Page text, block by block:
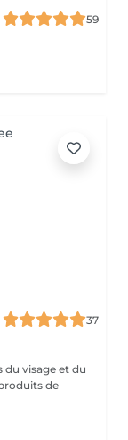
59
37
du visage et du
de